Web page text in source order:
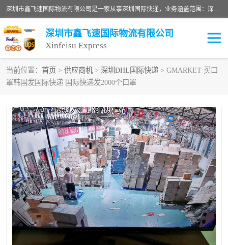
深圳市鑫飞速国际物流有限公司是一家从事深圳国际快递，业务涵盖范围：深圳DHL国际快递、深圳国际快递公司、深圳国际物流公司、深圳国际快递、深圳DHL国际快递电话可拨打全国服务热线：15019287411。欢迎各位亲来人来电到我司洽谈合作。
深圳市鑫飞速国际物流有限公司
Xinfeisu Express
当前位置： 首页 > 供应商机 > 深圳DHL国际快递 > GMARKET 买口
罩韩国发国际快递 国际快递发2000个口罩
联邦快递 中欧铁路
俄罗斯快递 巴西快递
深圳DHL国际快递 伊朗快递
UPS国际快递 深圳国际快递公司
深圳国际物流公司 深圳国际快递电话
DHL国际快递电话 深圳国际快递
新能源电池出口物流